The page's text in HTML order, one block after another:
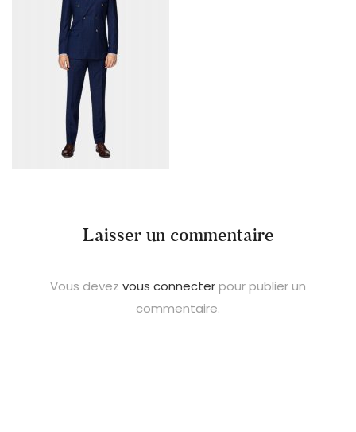
Laisser un commentaire
Vous devez vous connecterpour publier un
commentaire.